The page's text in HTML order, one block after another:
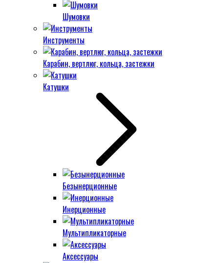
Шумовки
Инструменты
Карабин, вертлюг, кольца, застежки
Катушки
Безынерционные
Инерционные
Мультипликаторные
Аксессуары